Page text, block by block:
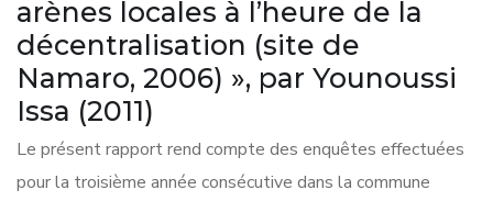
arènes locales à l’heure de la
décentralisation (site de
Namaro, 2006) », par Younoussi
Issa (2011)
Le présent rapport rend compte des enquêtes effectuées
pour la troisième année consécutive dans la commune